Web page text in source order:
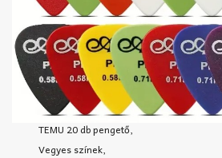
TEMU 20 db pengető,
Vegyes színek,